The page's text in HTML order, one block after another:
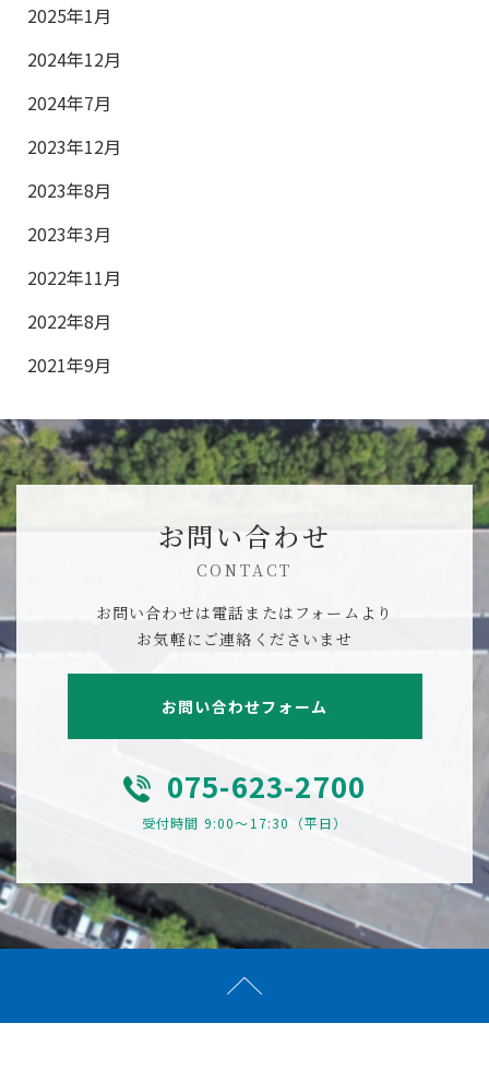
2025年1月
2024年12月
2024年7月
2023年12月
2023年8月
2023年3月
2022年11月
2022年8月
2021年9月
お問い合わせ
CONTACT
お問い合わせは電話またはフォームより
お気軽にご連絡くださいませ
お問い合わせフォーム
075-623-2700
受付時間 9:00〜17:30（平日）